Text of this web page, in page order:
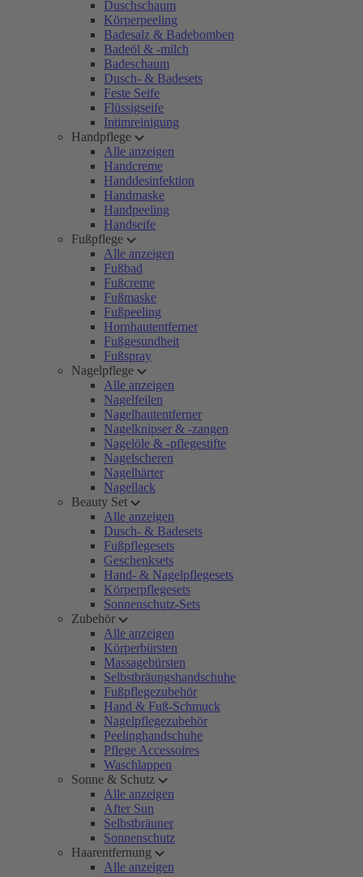
Duschschaum
Körperpeeling
Badesalz & Badebomben
Badeöl & -milch
Badeschaum
Dusch- & Badesets
Feste Seife
Flüssigseife
Intimreinigung
Handpflege
Alle anzeigen
Handcreme
Handdesinfektion
Handmaske
Handpeeling
Handseife
Fußpflege
Alle anzeigen
Fußbad
Fußcreme
Fußmaske
Fußpeeling
Hornhautentferner
Fußgesundheit
Fußspray
Nagelpflege
Alle anzeigen
Nagelfeilen
Nagelhautentferner
Nagelknipser & -zangen
Nagelöle & -pflegestifte
Nagelscheren
Nagelhärter
Nagellack
Beauty Set
Alle anzeigen
Dusch- & Badesets
Fußpflegesets
Geschenksets
Hand- & Nagelpflegesets
Körperpflegesets
Sonnenschutz-Sets
Zubehör
Alle anzeigen
Körperbürsten
Massagebürsten
Selbstbräungshandschuhe
Fußpflegezubehör
Hand & Fuß-Schmuck
Nagelpflegezubehör
Peelinghandschuhe
Pflege Accessoires
Waschlappen
Sonne & Schutz
Alle anzeigen
After Sun
Selbstbräuner
Sonnenschutz
Haarentfernung
Alle anzeigen